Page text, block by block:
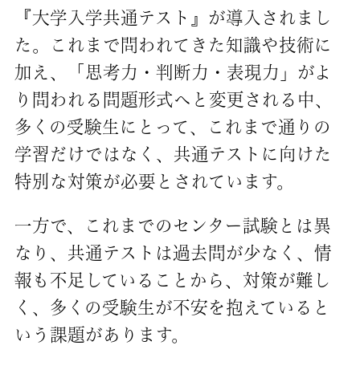
『大学入学共通テスト』が導入されまし
た。これまで問われてきた知識や技術に
加え、「思考力・判断力・表現力」がよ
り問われる問題形式へと変更される中、
多くの受験生にとって、これまで通りの
学習だけではなく、共通テストに向けた
特別な対策が必要とされています。
一方で、これまでのセンター試験とは異
なり、共通テストは過去問が少なく、情
報も不足していることから、対策が難し
く、多くの受験生が不安を抱えていると
いう課題があります。